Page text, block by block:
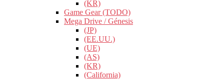
(KR)
Game Gear (TODO)
Mega Drive / Génesis
(JP)
(EE.UU.)
(UE)
(AS)
(KR)
(California)